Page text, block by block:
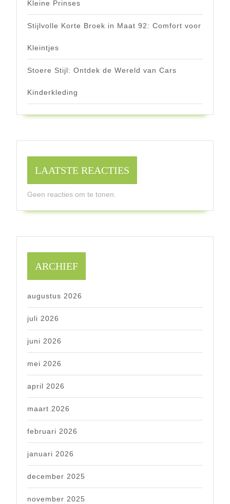
Kleine Prinses
Stijlvolle Korte Broek in Maat 92: Comfort voor
Kleintjes
Stoere Stijl: Ontdek de Wereld van Cars
Kinderkleding
LAATSTE REACTIES
Geen reacties om te tonen.
ARCHIEF
augustus 2026
juli 2026
juni 2026
mei 2026
april 2026
maart 2026
februari 2026
januari 2026
december 2025
november 2025